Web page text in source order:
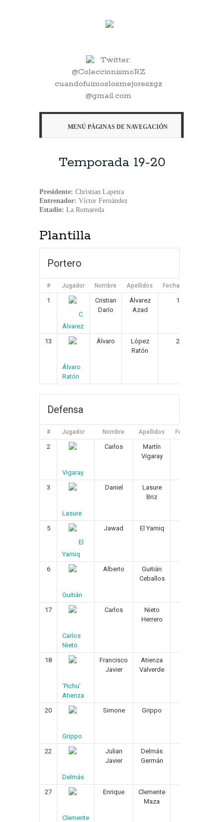
Twitter:
@ColeccionismoRZ
cuandofuimoslosmejoreszgz
@gmail.com
MENÚ PÁGINAS DE NAVEGACIÓN
Temporada 19-20
Presidente: Christian Lapetra
Entrenador: Víctor Fernández
Estadio: La Romareda
Plantilla
Portero
# Jugador Nombre Apellidos Fecha de Nacimiento
1
C.
Álvarez
Cristian
Darío
Álvarez
Azad
13/11/1985
13
Álvaro
Ratón
Álvaro
López
Ratón
29/01/1993
Defensa
# Jugador Nombre Apellidos Fecha de
2
Vigaray
Carlos
Martín
Vigaray
3
Lasure
Daniel
Lasure
Briz
5
El
Yamiq
Jawad El Yamiq
6
Guitián
Alberto
Guitián
Ceballos
17
Carlos
Nieto
Carlos
Nieto
Herrero
18
‘Pichu’
Atienza
Francisco
Javier
Atienza
Valverde
20
Grippo
Simone Grippo
22
Delmás
Julian
Javier
Delmás
Germán
27
Clemente
Enrique
Clemente
Maza